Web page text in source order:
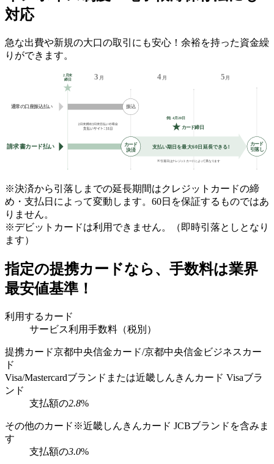
対応
急な出費や新規の大口の取引にも安心！余裕を持った資金繰
りができます。
※決済から引落しまでの延長期間はクレジットカードの締
め・支払日によって変動します。60日を保証するものではあ
りません。
※デビットカードは利用できません。（即時引落としとなり
ます）
指定の提携カードなら、手数料は業界
最安値基準！
利用するカード
サービス利用手数料（税別）
提携カード京都中央信金カード/京都中央信金ビジネスカー
ド
Visa/Mastercardブランド または近畿しんきんカード Visaブラ
ンド
支払額の2.8%
その他のカード ※近畿しんきんカード JCBブランドを含みま
す
支払額の3.0%